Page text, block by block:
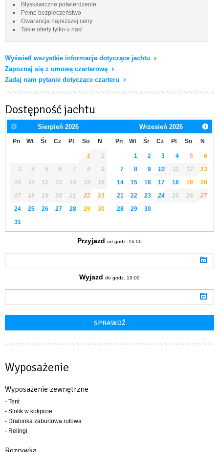
Błyskawiczne potwierdzenie
Pełne bezpieczeństwo
Gwarancja najniższej ceny
Takie oferty tylko u nas!
Wyświetl wszystkie informacje dotyczące jachtu
Zapoznaj się z umową czarterową
Zadaj nam pytanie dotyczące czarteru
Dostępność jachtu
Sierpień 2026
Pn Wt Śr Cz Pt So N
1
2
3
4 5 6 7 8
9
10
11 12 13 14 15
16
17
18 19 20 21 22
23
24
25 26 27 28 29
30
31
Wrzesień 2026
Pn Wt Śr Cz Pt So N
1 2 3 4 5
6
7
8 9 10 11 12
13
14
15 16 17 18 19
20
21
22 23 24 25 26
27
28
29 30
Przyjazd od godz. 16:00
Wyjazd do godz. 10:00
Wyposażenie
Wyposażenie zewnętrzne
- Tent
- Stolik w kokpicie
- Drabinka zaburtowa rufowa
- Relingi